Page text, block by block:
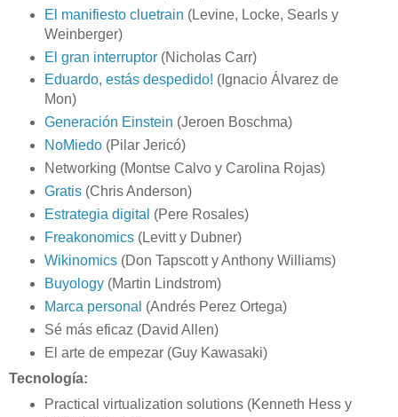
El manifiesto cluetrain (Levine, Locke, Searls y
Weinberger)
El gran interruptor(Nicholas Carr)
Eduardo, estás despedido! (Ignacio Álvarez de
Mon)
Generación Einstein (Jeroen Boschma)
NoMiedo(Pilar Jericó)
Networking (Montse Calvo y Carolina Rojas)
Gratis(Chris Anderson)
Estrategia digital (Pere Rosales)
Freakonomics(Levitt y Dubner)
Wikinomics(Don Tapscott y Anthony Williams)
Buyology(Martin Lindstrom)
Marca personal (Andrés Perez Ortega)
Sé más eficaz (David Allen)
El arte de empezar (Guy Kawasaki)
Tecnología:
Practical virtualization solutions (Kenneth Hess y